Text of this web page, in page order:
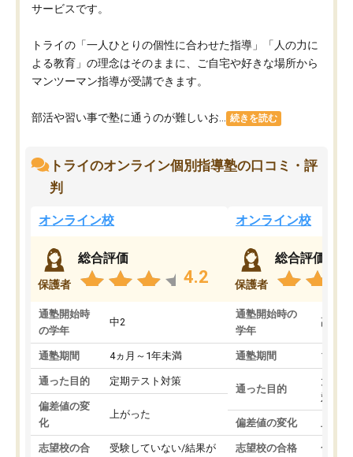
サービスです。
トライの「一人ひとりの個性に合わせた指導」「人の力に
よる教育」の理念はそのままに、ご自宅や好きな場所から
マンツーマン指導が受講できます。
部活や習い事で塾に通うのが難しいお... 続きを読む
トライのオンライン個別指導塾の口コミ・評
判
オンライン校
保護者
総合評価
4.2
通塾開始時
の学年
中2
通塾期間 4ヵ月～1年未満
通った目的 定期テスト対策
偏差値の変
化
上がった
志望校の合
受験していない/結果が
オンライン校
保護者
総合評価
通塾開始時の
学年
高3
通塾期間 1～3
通った目的
大学
対策
偏差値の変化
志望校の合格 合格